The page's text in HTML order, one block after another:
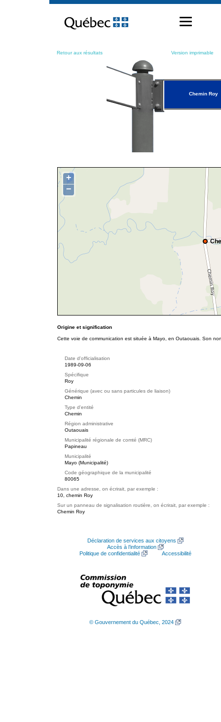
contenu
Retour aux résultats Version imprimable
Chemin Roy
+
−
Origine et signification
Cette voie de communication est située à Mayo, en Outaouais. Son
Date d'officialisation
1989-09-06
Spécifique
Roy
Générique (avec ou sans particules de liaison)
Chemin
Type d'entité
Chemin
Région administrative
Outaouais
Municipalité régionale de comté (MRC)
Papineau
Municipalité
Mayo (Municipalité)
Code géographique de la municipalité
80065
Dans une adresse, on écrirait, par exemple :
10, chemin Roy
Sur un panneau de signalisation routière, on écrirait, par exemple :
Chemin Roy
Déclaration de services aux citoyens
Accès à l’information
Politique de confidentialité
Accessibilité
© Gouvernement du Québec, 2024